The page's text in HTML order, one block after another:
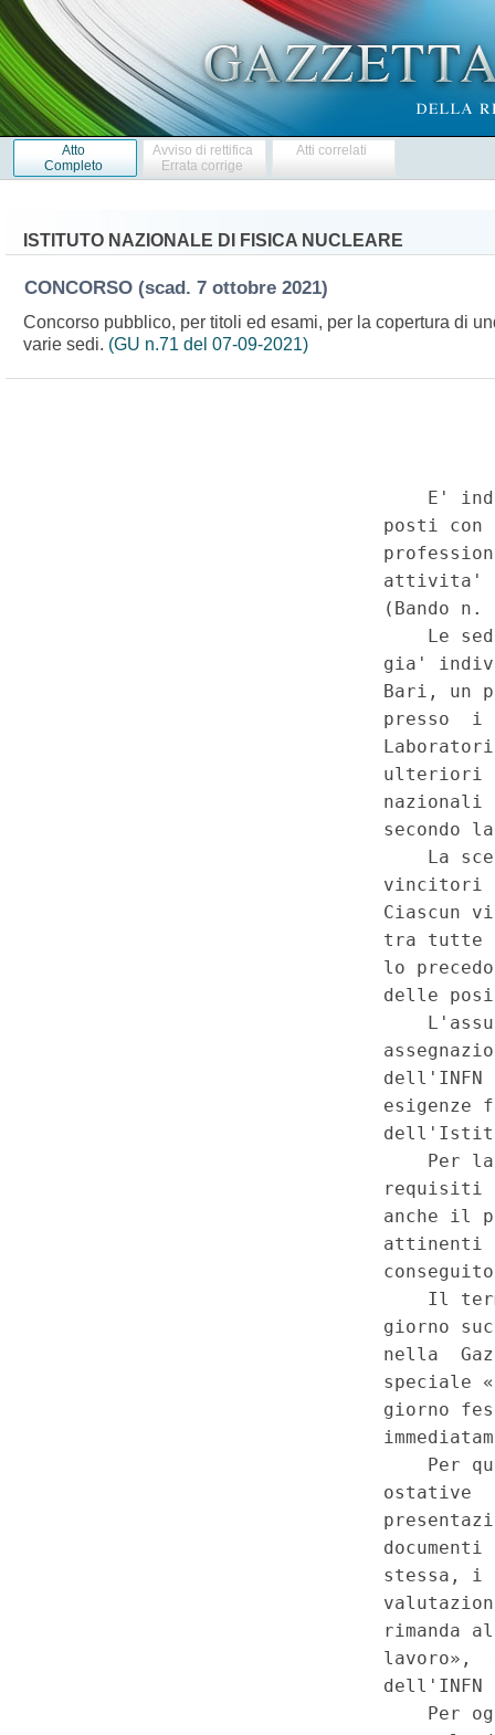
Atto
Completo
Avviso di rettifica
Errata corrige
Atti correlati
ISTITUTO NAZIONALE DI FISICA NUCLEARE
CONCORSO (scad. 7 ottobre 2021)
Concorso pubblico, per titoli ed esami, per la copertura di
varie sedi. (GU n.71 del 07-09-2021)